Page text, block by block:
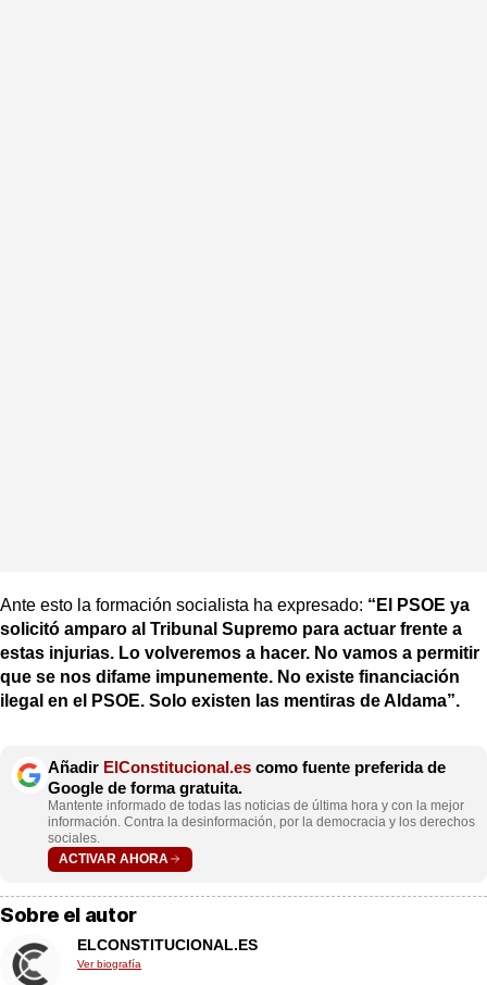
Ante esto la formación socialista ha expresado: “El PSOE ya
solicitó amparo al Tribunal Supremo para actuar frente a
estas injurias. Lo volveremos a hacer. No vamos a permitir
que se nos difame impunemente. No existe financiación
ilegal en el PSOE. Solo existen las mentiras de Aldama”.
Añadir ElConstitucional.es como fuente preferida de
Google de forma gratuita.
Mantente informado de todas las noticias de última hora y con la mejor
información. Contra la desinformación, por la democracia y los derechos
sociales.
ACTIVAR AHORA
Sobre el autor
ELCONSTITUCIONAL.ES
Ver biografía